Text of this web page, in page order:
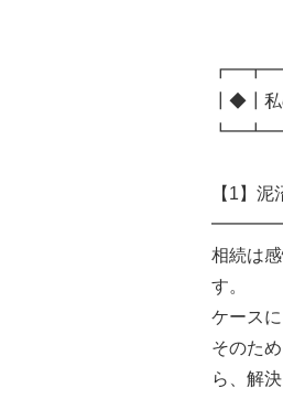
┃◆┃私
【1】
相続は
す。
ケース
そのた
ら、解